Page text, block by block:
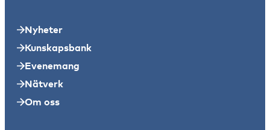
Nyheter
Kunskapsbank
Evenemang
Nätverk
Om oss